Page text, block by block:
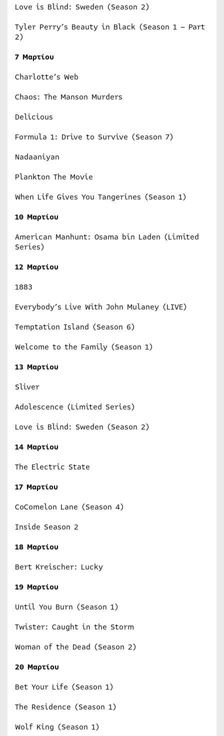
Love is Blind: Sweden (Season 2)
Tyler Perry’s Beauty in Black (Season 1 – Part
2)
7 Μαρτίου
Charlotte’s Web
Chaos: The Manson Murders
Delicious
Formula 1: Drive to Survive (Season 7)
Nadaaniyan
Plankton The Movie
When Life Gives You Tangerines (Season 1)
10 Μαρτίου
American Manhunt: Osama bin Laden (Limited
Series)
12 Μαρτίου
1883
Everybody’s Live With John Mulaney (LIVE)
Temptation Island (Season 6)
Welcome to the Family (Season 1)
13 Μαρτίου
Sliver
Adolescence (Limited Series)
Love is Blind: Sweden (Season 2)
14 Μαρτίου
The Electric State
17 Μαρτίου
CoComelon Lane (Season 4)
Inside Season 2
18 Μαρτίου
Bert Kreischer: Lucky
19 Μαρτίου
Until You Burn (Season 1)
Twister: Caught in the Storm
Woman of the Dead (Season 2)
20 Μαρτίου
Bet Your Life (Season 1)
The Residence (Season 1)
Wolf King (Season 1)